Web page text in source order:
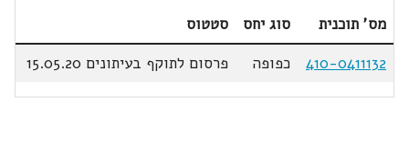
מס' תוכנית סוג יחס
סטטוס
410-0411132
כפופה פרסום לתוקף בעיתונים 15.05.20